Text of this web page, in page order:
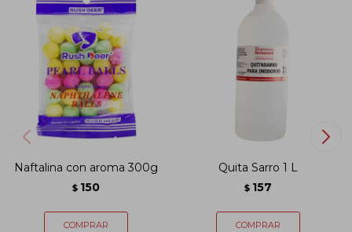
Naftalina con aroma 300g
$ 150
Quita Sarro 1 L
$ 157